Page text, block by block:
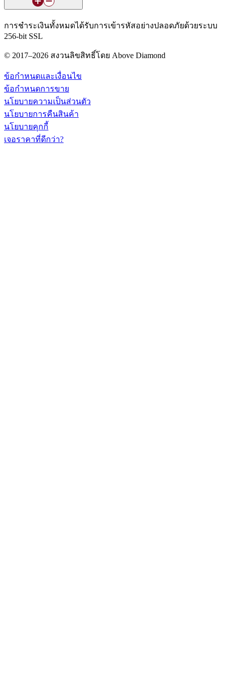
การชำระเงินทั้งหมดได้รับการเข้ารหัสอย่างปลอดภัยด้วยระบบ
256-bit SSL
© 2017–2026 สงวนลิขสิทธิ์โดย Above Diamond
ข้อกำหนดและเงื่อนไข
ข้อกำหนดการขาย
นโยบายความเป็นส่วนตัว
นโยบายการคืนสินค้า
นโยบายคุกกี้
เจอราคาที่ดีกว่า?